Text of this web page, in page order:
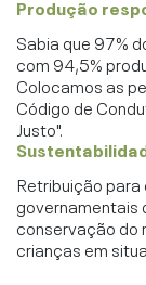
Produção
Sabia que 97%
com 94,5%
Colocamos as
Código de
Justo".
Retribuição
governamentais
conservação do
crianças em